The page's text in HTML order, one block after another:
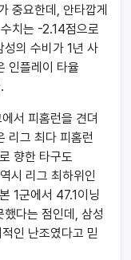
중요한데, 안타깝게
치는 -2.14점으로
의 수비가 1년 사
인플레이 타율
서 피홈런을 견뎌
리그 최다 피홈런
향한 타구도
시 리그 최하위인
1군에서 47.1이닝
다는 점인데, 삼성
인 난조였다고 믿